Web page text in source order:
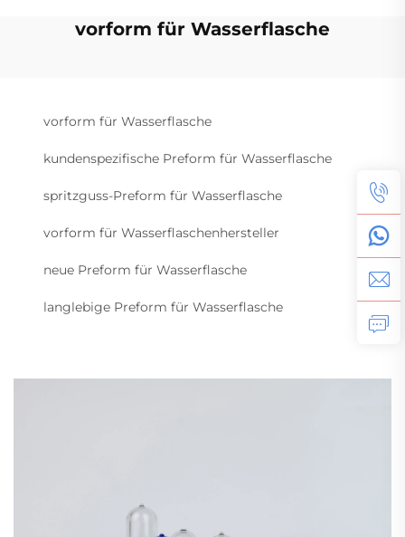
vorform für Wasserflasche
vorform für Wasserflasche
kundenspezifische Preform für Wasserflasche
spritzguss-Preform für Wasserflasche
vorform für Wasserflaschenhersteller
neue Preform für Wasserflasche
langlebige Preform für Wasserflasche